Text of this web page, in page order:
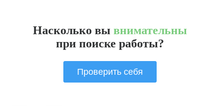
Насколько вы внимательны
при поиске работы?
Проверить себя